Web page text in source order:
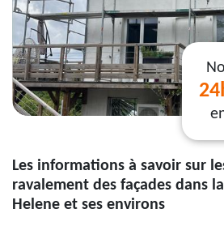
Les informations à savoir sur
ravalement des façades dans
Helene et ses environs